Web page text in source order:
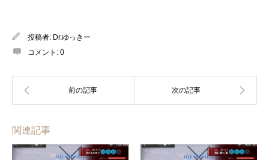
投稿者: Dr.ゆっきー
コメント: 0
関連記事